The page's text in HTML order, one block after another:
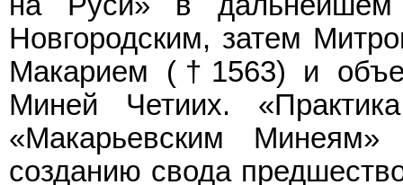
Новгородским, затем
Макарием (†1563) и
Миней Четиих.
«Макарьевским Минеям»
созданию свода